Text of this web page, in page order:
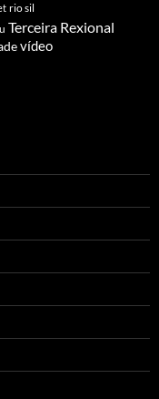
rio sil
Terceira Rexional
vídeo